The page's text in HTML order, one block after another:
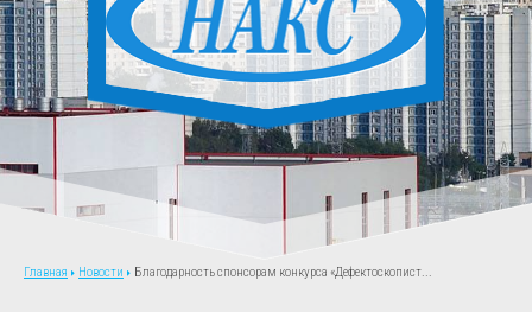
Главная Новости Благодарность спонсорам конкурса «Дефектоскопист...